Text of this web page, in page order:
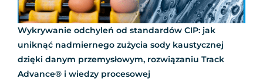
Wykrywanie odchyleń od standardów CIP: jak
uniknąć nadmiernego zużycia sody kaustycznej
dzięki danym przemysłowym, rozwiązaniu Track
Advance® i wiedzy procesowej